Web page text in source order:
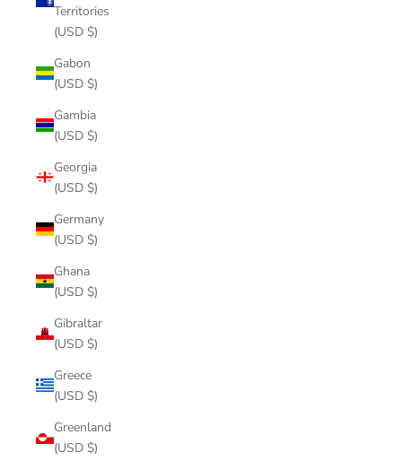
Territories
(USD $)
Gabon
(USD $)
Gambia
(USD $)
Georgia
(USD $)
Germany
(USD $)
Ghana
(USD $)
Gibraltar
(USD $)
Greece
(USD $)
Greenland
(USD $)